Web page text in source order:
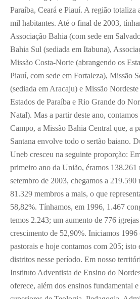
Paraíba, Ceará e Piauí. A região totaliza
mil habitantes. Até o final de 2003,
Associação Bahia (com sede em
Bahia Sul (sediada em Itabuna),
Missão Costa-Norte (abrangendo os
Piauí, com sede em Fortaleza), Missão
(sediada em Aracaju) e Missão
Estados de Paraíba e Rio Grande do
Natal). Mas a partir deste ano,
Campo, a Missão Bahia Central que, a
Santana envolve todo o sertão baiano.
Uneb cresceu na seguinte proporção:
primeiro ano da União, éramos 138.261
setembro de 2003, chegamos a 219.590
81.329 membros a mais, o que
58,82%. Tínhamos, em 1996, 1.467
temos 2.243; um aumento de 776
crescimento de 52,90%. Iniciamos
pastorais e hoje contamos com 205; isto
distritos nesse período. Em nosso
Instituto Adventista de Ensino do
oferece, além dos ensinos fundamental